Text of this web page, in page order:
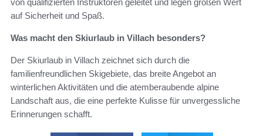
auf Sicherheit und Spaß.
Was macht den Skiurlaub in Villach besonders?
Der Skiurlaub in Villach zeichnet sich durch die
familienfreundlichen Skigebiete, das breite Angebot an
winterlichen Aktivitäten und die atemberaubende alpine
Landschaft aus, die eine perfekte Kulisse für unvergessliche
Erinnerungen schafft.